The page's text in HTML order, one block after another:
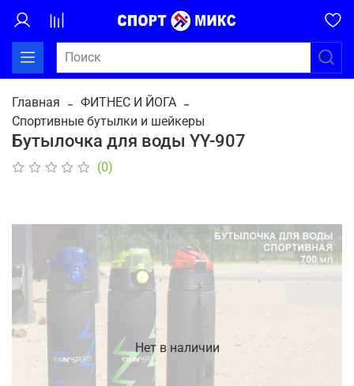
Главная
ФИТНЕС И ЙОГА
Спортивные бутылки и шейкеры
Бутылочка для воды YY-907
(0)
Нет в наличии